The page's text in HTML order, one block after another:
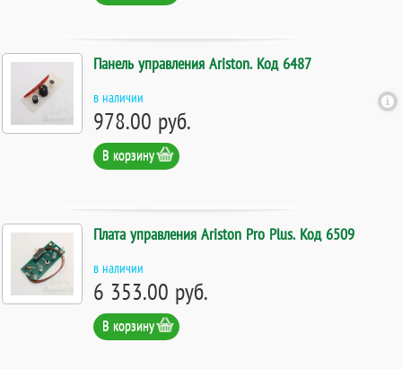
Панель управления Ariston. Код 6487
в наличии
978.00 руб.
В корзину
Плата управления Ariston Pro Plus. Код 6509
в наличии
6 353.00 руб.
В корзину